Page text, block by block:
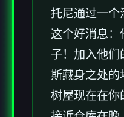
托尼通过一个
这个好消息：
子！加入他们
斯藏身之处的
树屋现在在你